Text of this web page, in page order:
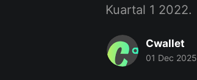
Kuartal 1 2022.
Cwallet
01 Dec 2025